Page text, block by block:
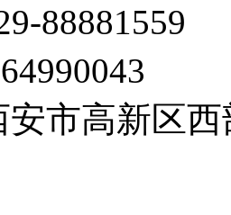
88881559
市高新区西